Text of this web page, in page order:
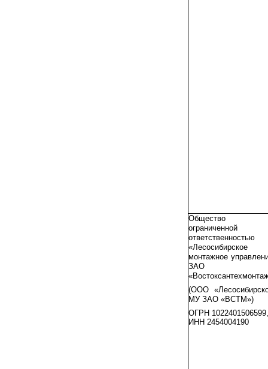
Общество
ограниченной
ответственностью
«Лесосибирское
монтажное
ЗАО
(ООО
МУ ЗАО «ВСТМ»)
ОГРН 1022401506599,
ИНН 2454004190